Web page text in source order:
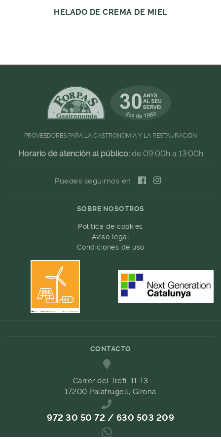
HELADO DE CREMA DE MIEL
PROVEEDORES PARA LA GASTRONOMIA Y LA RESTAURACIÓN
Horario de atención al público:de 09:00h a 13:00h
Puedes seguirnos en
SOBRE NOSOTROS
Política de cookies
Aviso legal
Condiciones de uso
CONTACTO
Carrer del Trefí. 11-13
17200 Palafrugell, Girona
972 30 50 72 / 630 503 209